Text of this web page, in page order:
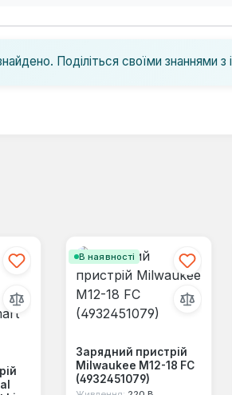
Поділіться своїми знаннями з
В наявності
Зарядний пристрій
Milwaukee M12-18 FC
(4932451079)